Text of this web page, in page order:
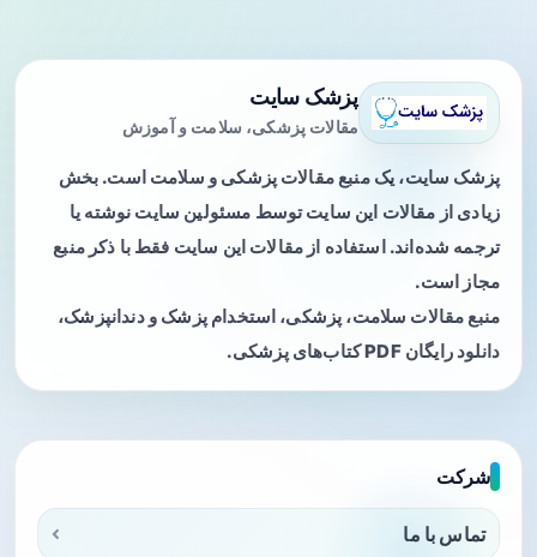
پزشک سایت
مقالات پزشکی، سلامت و آموزش
پزشک سایت، یک منبع مقالات پزشکی و سلامت است. بخش
زیادی از مقالات این سایت توسط مسئولین سایت نوشته یا
ترجمه شده‌اند. استفاده از مقالات این سایت فقط با ذکر منبع
مجاز است.
منبع مقالات سلامت، پزشکی، استخدام پزشک و دندانپزشک،
دانلود رایگان PDF کتاب‌های پزشکی.
شرکت
تماس با ما